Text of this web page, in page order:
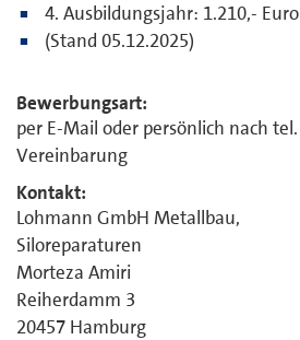
4. Ausbildungsjahr: 1.210,- Euro
(Stand 05.12.2025)
Bewerbungsart:
per E-Mail oder persönlich nach tel.
Vereinbarung
Kontakt:
Lohmann GmbH Metallbau,
Siloreparaturen
Morteza Amiri
Reiherdamm 3
20457 Hamburg